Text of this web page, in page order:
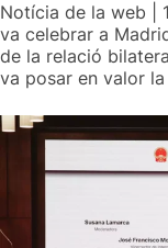
Notícia de la web |
va celebrar a
de la relació
va posar en valor